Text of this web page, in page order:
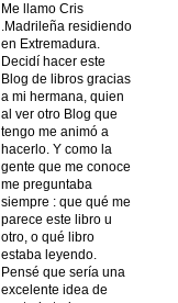
Me llamo Cris
.Madrileña residiendo
en Extremadura.
Decidí hacer este
Blog de libros gracias
a mi hermana, quien
al ver otro Blog que
tengo me animó a
hacerlo. Y como la
gente que me conoce
me preguntaba
siempre : que qué me
parece este libro u
otro, o qué libro
estaba leyendo.
Pensé que sería una
excelente idea de